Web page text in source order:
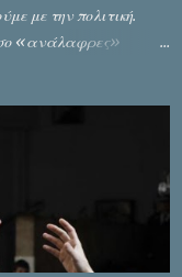
με την πολιτική.
«ανάλαφρες»